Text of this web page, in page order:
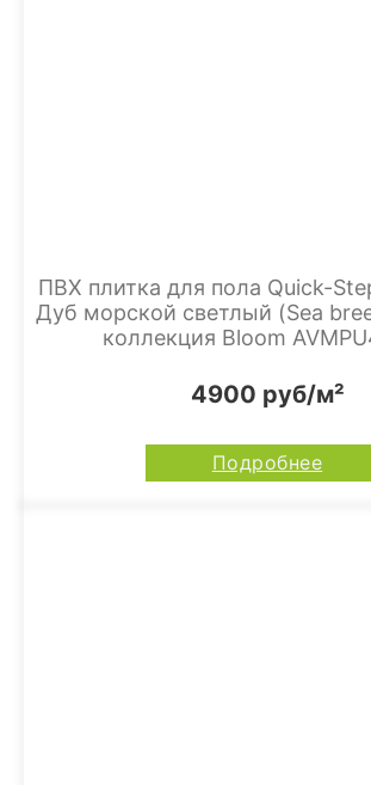
ПВХ плитка для пола Quick-
Дуб морской светлый (Sea
коллекция Bloom
4900 руб/м²
Подробнее